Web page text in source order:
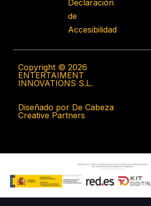
Declaración
de
Accesibilidad
Copyright © 2026
ENTERTAIMENT
INNOVATIONS S.L.
Diseñado por De Cabeza
Creative Partners